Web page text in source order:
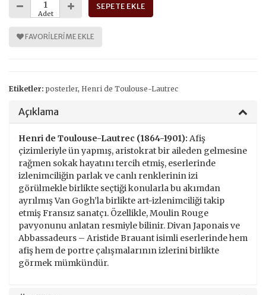
Adet
SEPETE EKLE
FAVORILERIME EKLE
Etiketler: posterler, Henri de Toulouse-Lautrec
Açıklama
Henri de Toulouse-Lautrec (1864-1901): Afiş
çizimleriyle ün yapmış, aristokrat bir aileden gelmesine
rağmen sokak hayatını tercih etmiş, eserlerinde
izlenimciliğin parlak ve canlı renklerinin izi
görülmekle birlikte seçtiği konularla bu akımdan
ayrılmış Van Gogh’la birlikte art-izlenimciliği takip
etmiş Fransız sanatçı. Özellikle, Moulin Rouge
pavyonunu anlatan resmiyle bilinir. Divan Japonais ve
Abbassadeurs – Aristide Brauant isimli eserlerinde hem
afiş hem de portre çalışmalarının izlerini birlikte
görmek mümkündür.